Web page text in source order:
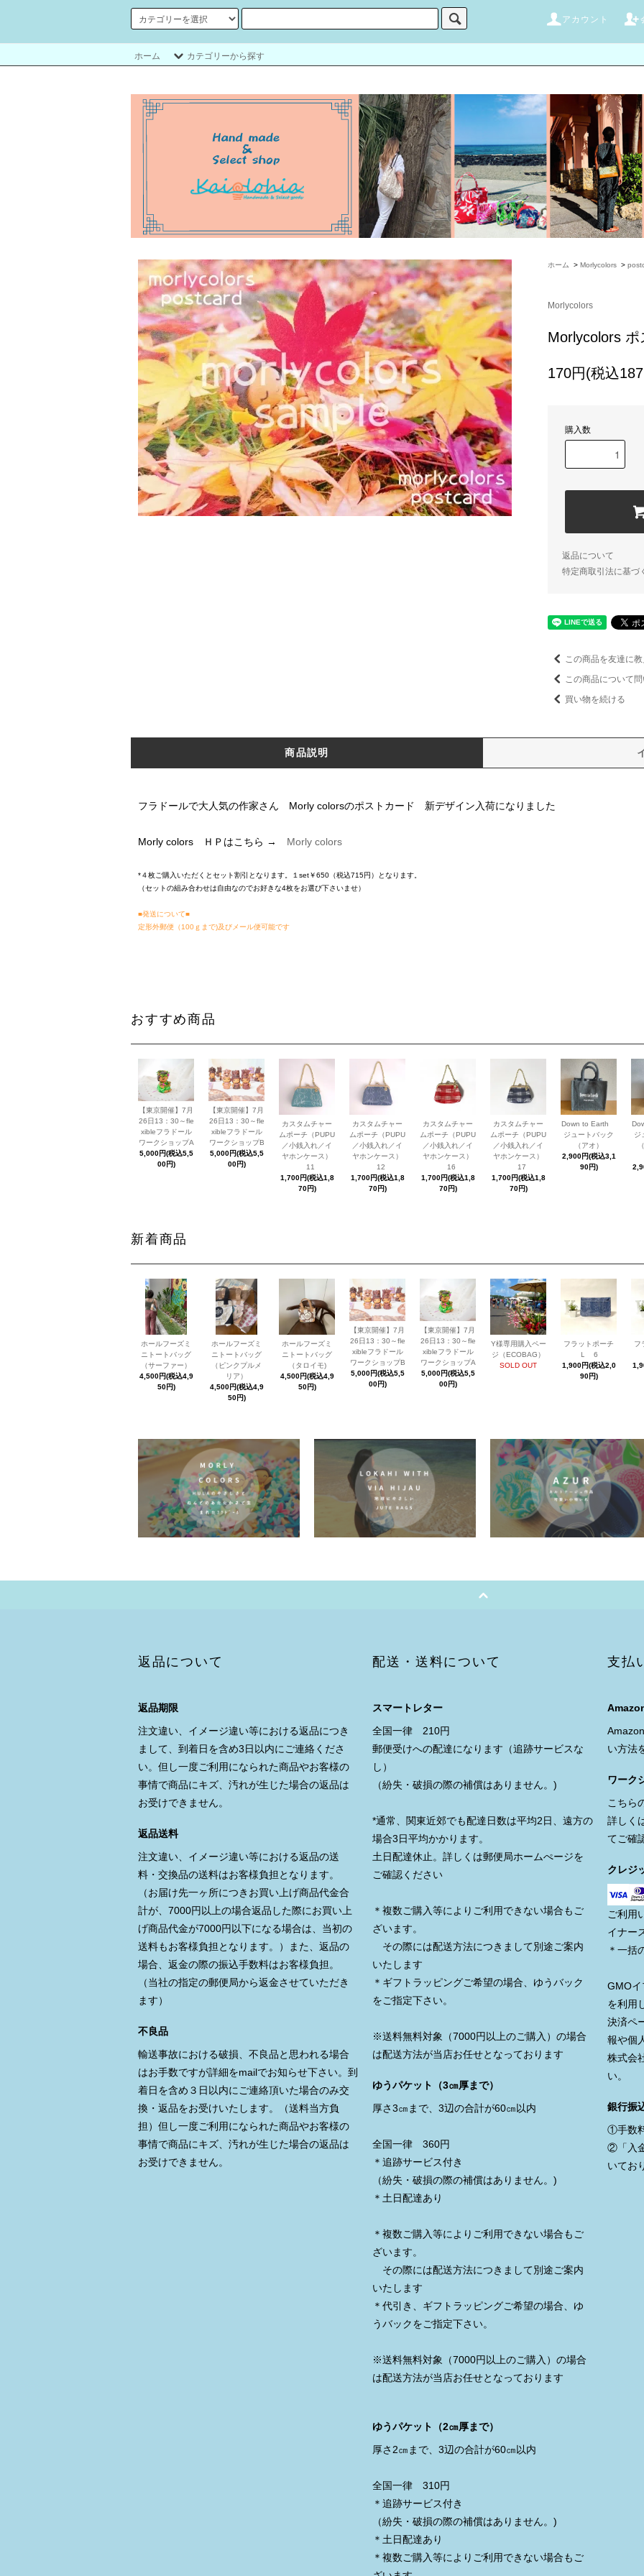
アカウント
ホーム カテゴリーから探す
ホーム > Morlycolors >
Morlycolors
Morlycolors
170円(税込
購入数
返品について
特定商取引法に基づ
この商品を友達に教
この商品について
買い物を続ける
商品説明
フラドールで大人気の作家さん Morly colorsのポストカード 新デザイン入荷になりました
Morly colors ＨＰはこちら → Morly colors
*４枚ご購入いただくとセット割引となります。１set￥650（税込715円）となります。
（セットの組み合わせは自由なのでお好きな4枚をお選び下さいませ）
■発送について■
定形外郵便（100ｇまで)及びメール便可能です
おすすめ商品
【東京開催】7月
26日13：30～fle
xibleフラドール
ワークショップA
5,000円(税込5,5
00円)
【東京開催】7月
26日13：30～fle
xibleフラドール
ワークショップB
5,000円(税込5,5
00円)
カスタムチャー
ムポーチ（PUPU
／小銭入れ／イ
ヤホンケース）
11
1,700円(税込1,8
70円)
カスタムチャー
ムポーチ（PUPU
／小銭入れ／イ
ヤホンケース）
12
1,700円(税込1,8
70円)
カスタムチャー
ムポーチ（PUPU
／小銭入れ／イ
ヤホンケース）
16
1,700円(税込1,8
70円)
カスタムチャー
ムポーチ（PUPU
／小銭入れ／イ
ヤホンケース）
17
1,700円(税込1,8
70円)
Down to Earth
ジュートバック
（アオ）
2,900円(税込3,1
90円)
ジ
新着商品
ホールフーズミ
ニトートバッグ
（サーファー）
4,500円(税込4,9
50円)
ホールフーズミ
ニトートバッグ
（ピンクプルメ
リア）
4,500円(税込4,9
50円)
ホールフーズミ
ニトートバッグ
（タロイモ)
4,500円(税込4,9
50円)
【東京開催】7月
26日13：30～fle
xibleフラドール
ワークショップB
5,000円(税込5,5
00円)
【東京開催】7月
26日13：30～fle
xibleフラドール
ワークショップA
5,000円(税込5,5
00円)
Y様専用購入ペー
ジ（ECOBAG）
SOLD OUT
フラットポーチ
Ｌ 6
1,900円(税込2,0
90円)
フ
返品について
返品期限
注文違い、イメージ違い等における返品につき
まして、到着日を含め3日以内にご連絡くださ
い。但し一度ご利用になられた商品やお客様の
事情で商品にキズ、汚れが生じた場合の返品は
お受けできません。
返品送料
注文違い、イメージ違い等における返品の送
料・交換品の送料はお客様負担となります。
（お届け先一ヶ所につきお買い上げ商品代金合
計が、7000円以上の場合返品した際にお買い上
げ商品代金が7000円以下になる場合は、当初の
送料もお客様負担となります。）また、返品の
場合、返金の際の振込手数料はお客様負担。
（当社の指定の郵便局から返金させていただき
ます）
不良品
輸送事故における破損、不良品と思われる場合
はお手数ですが詳細をmailでお知らせ下さい。到
着日を含め３日以内にご連絡頂いた場合のみ交
換・返品をお受けいたします。（送料当方負
担）但し一度ご利用になられた商品やお客様の
事情で商品にキズ、汚れが生じた場合の返品は
お受けできません。
配送・送料について
スマートレター
全国一律 210円
郵便受けへの配達になります（追跡サービスな
し）
（紛失・破損の際の補償はありません。)
*通常、関東近郊でも配達日数は平均2日、遠方の
場合3日平均かかります。
土日配達休止。詳しくは郵便局ホームぺージを
ご確認ください
＊複数ご購入等によりご利用できない場合もご
ざいます。
その際には配送方法につきまして別途ご案内
いたします
＊ギフトラッピングご希望の場合、ゆうバック
をご指定下さい。
※送料無料対象（7000円以上のご購入）の場合
は配送方法が当店お任せとなっております
ゆうパケット（3㎝厚まで）
厚さ3㎝まで、3辺の合計が60㎝以内
全国一律 360円
＊追跡サービス付き
（紛失・破損の際の補償はありません。)
＊土日配達あり
＊複数ご購入等によりご利用できない場合もご
ざいます。
その際には配送方法につきまして別途ご案内
いたします
＊代引き、ギフトラッピングご希望の場合、ゆ
うバックをご指定下さい。
※送料無料対象（7000円以上のご購入）の場合
は配送方法が当店お任せとなっております
ゆうパケット（2㎝厚まで）
厚さ2㎝まで、3辺の合計が60㎝以内
全国一律 310円
＊追跡サービス付き
（紛失・破損の際の補償はありません。)
＊土日配達あり
＊複数ご購入等によりご利用できない場合もご
支払
い方法
ワーク
こちら
詳しく
てご確
クレジ
ご利用
イナー
＊一括
GMOイ
を利用
決済ペ
報や個
株式会
い。
銀行振
①手数
②「入
いてお